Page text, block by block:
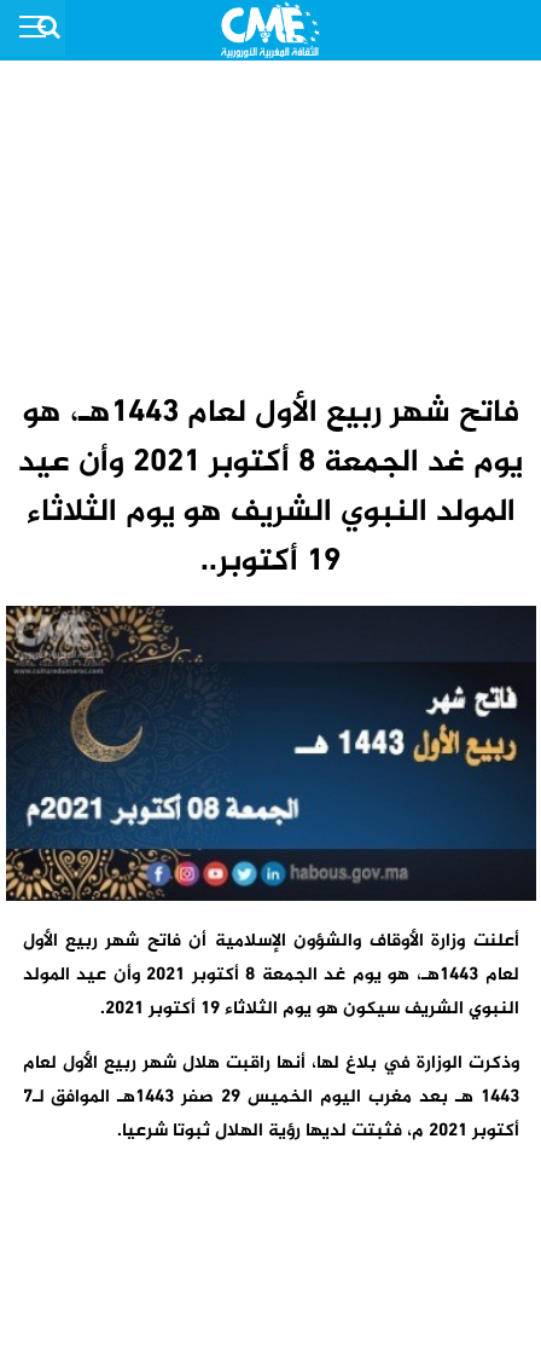
فاتح شهر ربيع الأول لعام 1443هـ، هو
يوم غد الجمعة 8 أكتوبر 2021 وأن عيد
المولد النبوي الشريف هو يوم الثلاثاء
19 أكتوبر..
أعلنت وزارة الأوقاف والشؤون الإسلامية أن فاتح شهر ربيع الأول
لعام 1443هـ، هو يوم غد الجمعة 8 أكتوبر 2021 وأن عيد المولد
النبوي الشريف سيكون هو يوم الثلاثاء 19 أكتوبر 2021.
وذكرت الوزارة في بلاغ لها، أنها راقبت هلال شهر ربيع الأول لعام
1443 هـ بعد مغرب اليوم الخميس 29 صفر 1443هـ الموافق لـ7
أكتوبر 2021 م، فثبتت لديها رؤية الهلال ثبوتا شرعيا.